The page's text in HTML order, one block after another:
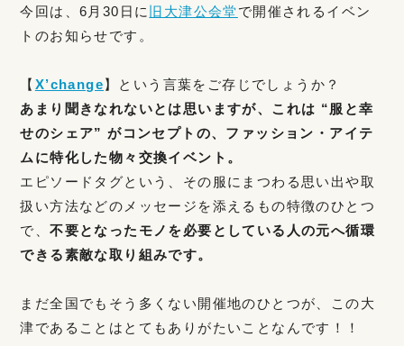
今回は、6月30日に 旧大津公会堂で開催されるイベン
トのお知らせです。
【 X’change】という言葉をご存じでしょうか？
あまり聞きなれないとは思いますが、これは “服と幸
せのシェア” がコンセプトの、ファッション・アイテ
ムに特化した物々交換イベント。
エピソードタグという、その服にまつわる思い出や取
扱い方法などのメッセージを添えるもの特徴のひとつ
で、不要となったモノを必要としている人の元へ循環
できる素敵な取り組みです。
まだ全国でもそう多くない開催地のひとつが、この大
津であることはとてもありがたいことなんです！！